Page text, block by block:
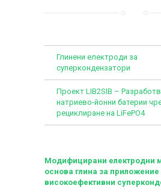
Глинени електроди за
суперкондензатори
Проект LIB2SIB –
натриево-йонни батерии
рециклиране на LiFePO4
Модифицирани електродни
основа глина за
високоефективни